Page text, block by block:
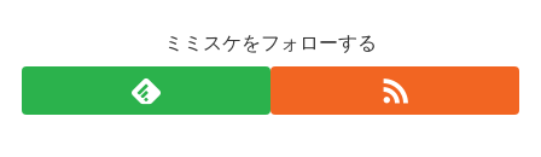
ミミスケをフォローする